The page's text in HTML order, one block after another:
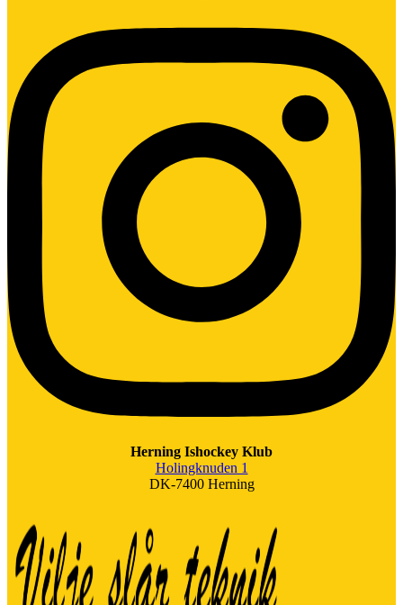
Herning Ishockey Klub
Holingknuden 1
DK-7400 Herning